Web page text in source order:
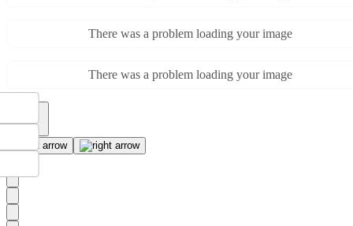
There was a problem loading your image
There was a problem loading your image